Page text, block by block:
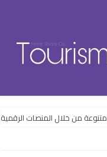
من خلال المنصات الرقمية
التمويلي بالعملة الأجنبية